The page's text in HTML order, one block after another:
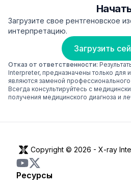
Загрузите свое рентгеновское
интерпретацию.
Загрузить
Отказ от ответственности:
Interpreter, предназначены только для
являются заменой
Всегда консультируйтесь с
получения медицинского диагноза и
Copyright © 2026 - X-ray
Ресурсы